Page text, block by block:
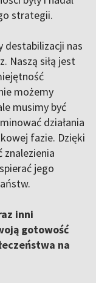
strategii.
destabilizacji nas
Naszą siłą jest
możemy
musimy być
działania
fazie. Dzięki
jego
inni
gotowość
na